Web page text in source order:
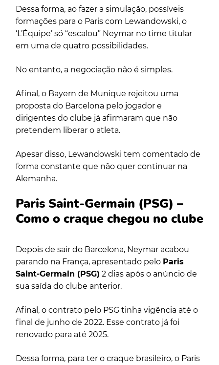
Dessa forma, ao fazer a simulação, possíveis
formações para o Paris com Lewandowski, o
‘L’Équipe’ só “escalou” Neymar no time titular
em uma de quatro possibilidades.
No entanto, a negociação não é simples.
Afinal, o Bayern de Munique rejeitou uma
proposta do Barcelona pelo jogador e
dirigentes do clube já afirmaram que não
pretendem liberar o atleta.
Apesar disso, Lewandowski tem comentado de
forma constante que não quer continuar na
Alemanha.
Paris Saint-Germain (PSG) –
Como o craque chegou no clube
Depois de sair do Barcelona, Neymar acabou
parando na França, apresentado pelo Paris
Saint-Germain (PSG) 2 dias após o anúncio de
sua saída do clube anterior.
Afinal, o contrato pelo PSG tinha vigência até o
final de junho de 2022. Esse contrato já foi
renovado para até 2025.
Dessa forma, para ter o craque brasileiro, o Paris